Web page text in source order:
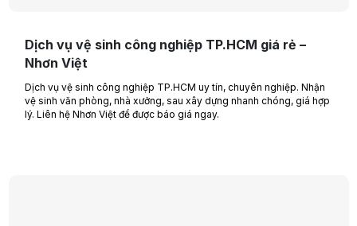
Dịch vụ vệ sinh công nghiệp TP.HCM giá rẻ –
Nhơn Việt
Dịch vụ vệ sinh công nghiệp TP.HCM uy tín, chuyên nghiệp. Nhận
vệ sinh văn phòng, nhà xưởng, sau xây dựng nhanh chóng, giá hợp
lý. Liên hệ Nhơn Việt để được báo giá ngay.